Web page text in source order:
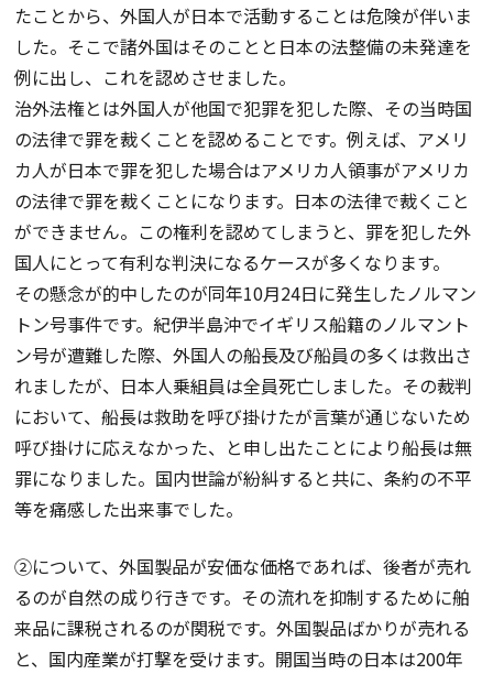
たことから、外国人が日本で活動することは危険が伴いま
した。そこで諸外国はそのことと日本の法整備の未発達を
例に出し、これを認めさせました。
治外法権とは外国人が他国で犯罪を犯した際、その当時国
の法律で罪を裁くことを認めることです。例えば、アメリ
カ人が日本で罪を犯した場合はアメリカ人領事がアメリカ
の法律で罪を裁くことになります。日本の法律で裁くこと
ができません。この権利を認めてしまうと、罪を犯した外
国人にとって有利な判決になるケースが多くなります。
その懸念が的中したのが同年10月24日に発生したノルマン
トン号事件です。紀伊半島沖でイギリス船籍のノルマント
ン号が遭難した際、外国人の船長及び船員の多くは救出さ
れましたが、日本人乗組員は全員死亡しました。その裁判
において、船長は救助を呼び掛けたが言葉が通じないため
呼び掛けに応えなかった、と申し出たことにより船長は無
罪になりました。国内世論が紛糾すると共に、条約の不平
等を痛感した出来事でした。
②について、外国製品が安価な価格であれば、後者が売れ
るのが自然の成り行きです。その流れを抑制するために舶
来品に課税されるのが関税です。外国製品ばかりが売れる
と、国内産業が打撃を受けます。開国当時の日本は200年